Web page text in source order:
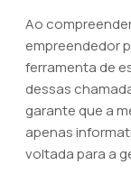
Ao
empreendedor
ferramenta de
dessas
garante que a
apenas
voltada para a